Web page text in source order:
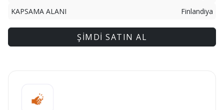
KAPSAMA ALANI
Finlandiya
ŞİMDİ SATIN AL